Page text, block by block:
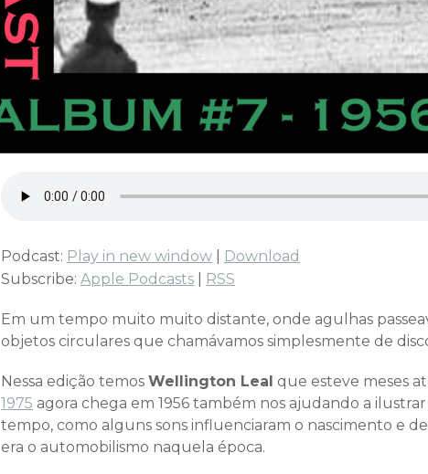
Podcast: Play in new window
Download
Subscribe: Apple Podcasts RSS
Em um tempo muito muito distante, onde agulhas
objetos circulares que chamávamos simplesmente de
Nessa edição temos Wellington Leal que esteve meses
1975 agora chega em 1956 também nos ajudando a
tempo, como alguns sons influenciaram o nascimento e
era o automobilismo naquela época.